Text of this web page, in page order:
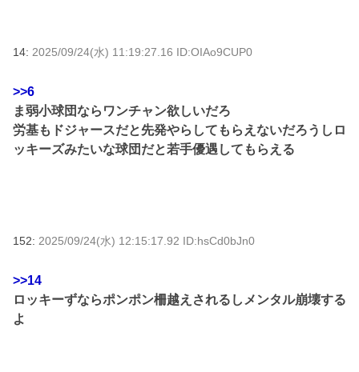
14: 2025/09/24(水) 11:19:27.16 ID:OIAo9CUP0
>>6
ま弱小球団ならワンチャン欲しいだろ
労基もドジャースだと先発やらしてもらえないだろうしロ
ッキーズみたいな球団だと若手優遇してもらえる
152: 2025/09/24(水) 12:15:17.92 ID:hsCd0bJn0
>>14
ロッキーずならポンポン柵越えされるしメンタル崩壊する
よ